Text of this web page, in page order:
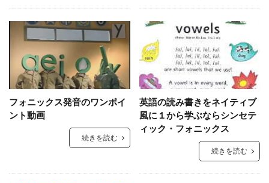
フォニックス発音のワンポイ
ント動画
続きを読む
英語の読み書きをネイティブ
風に１から学ぶならシンセテ
ィック・フォニックス
続きを読む